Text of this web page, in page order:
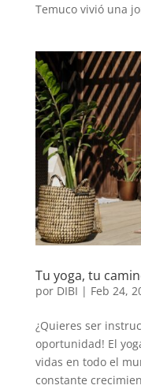
Temuco vivió una
Tu yoga, tu
por DIBI | Feb 24,
¿Quieres ser
oportunidad! El
vidas en todo el
constante